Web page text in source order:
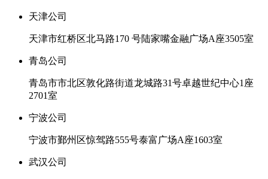
天津公司
天津市红桥区北马路170 号陆家嘴金融广场A座3505室
青岛公司
青岛市市北区敦化路街道龙城路31号卓越世纪中心1座
2701室
宁波公司
宁波市鄞州区惊驾路555号泰富广场A座1603室
武汉公司